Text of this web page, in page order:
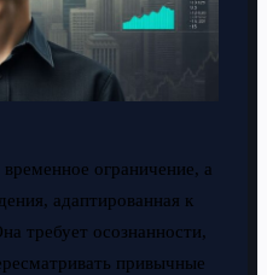
ограничение, а
адаптированная к
требует осознанности,
привычные